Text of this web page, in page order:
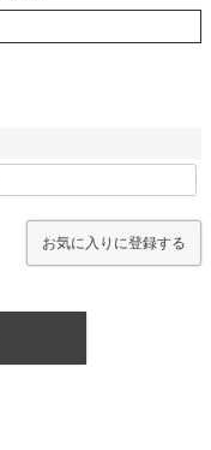
お気に入りに登録する